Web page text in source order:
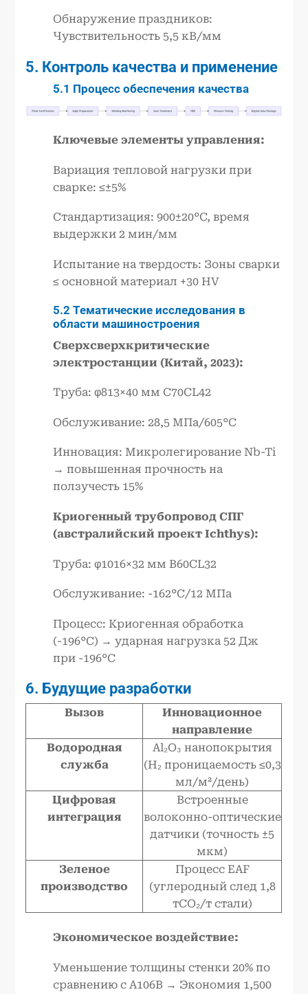
Обнаружение праздников:
Чувствительность 5,5 кВ/мм
5. Контроль качества и применение
5.1 Процесс обеспечения качества
Ключевые элементы управления:
Вариация тепловой нагрузки при
сварке: ≤±5%
Стандартизация: 900±20°C, время
выдержки 2 мин/мм
Испытание на твердость: Зоны сварки
≤ основной материал +30 HV
5.2 Тематические исследования в
области машиностроения
Сверхсверхкритические
электростанции (Китай, 2023):
Труба: φ813×40 мм C70CL42
Обслуживание: 28,5 МПа/605°C
Инновация: Микролегирование Nb-Ti
→ повышенная прочность на
ползучесть 15%
Криогенный трубопровод СПГ
(австралийский проект Ichthys):
Труба: φ1016×32 мм B60CL32
Обслуживание: -162°C/12 МПа
Процесс: Криогенная обработка
(-196°C) → ударная нагрузка 52 Дж
при -196°C
6. Будущие разработки
Вызов
Инновационное
направление
Водородная
служба
Al₂O₃ нанопокрытия
(H₂ проницаемость ≤0,3
мл/м²/день)
Цифровая
интеграция
Встроенные
волоконно-оптические
датчики (точность ±5
мкм)
Зеленое
производство
Процесс EAF
(углеродный след 1,8
тCO₂/т стали)
Экономическое воздействие:
Уменьшение толщины стенки 20% по
сравнению с A106B → Экономия 1,500